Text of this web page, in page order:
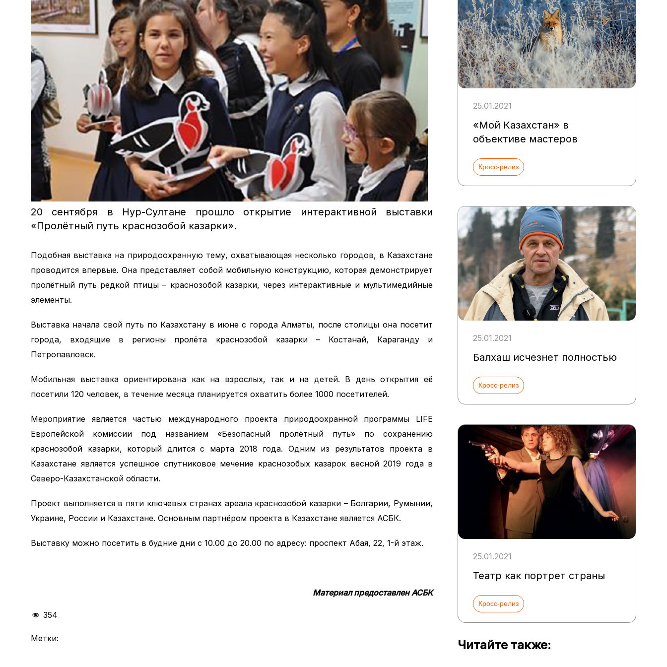
20 сентября в Нур-Султане прошло открытие интерактивной выставки
«Пролётный путь краснозобой казарки».
Подобная выставка на природоохранную тему, охватывающая несколько городов, в Казахстане
проводится впервые. Она представляет собой мобильную конструкцию, которая демонстрирует
пролётный путь редкой птицы – краснозобой казарки, через интерактивные и мультимедийные
элементы.
Выставка начала свой путь по Казахстану в июне с города Алматы, после столицы она посетит
города, входящие в регионы пролёта краснозобой казарки – Костанай, Караганду и
Петропавловск.
Мобильная выставка ориентирована как на взрослых, так и на детей. В день открытия её
посетили 120 человек, в течение месяца планируется охватить более 1000 посетителей.
Мероприятие является частью международного проекта природоохранной программы LIFE
Европейской комиссии под названием «Безопасный пролётный путь» по сохранению
краснозобой казарки, который длится с марта 2018 года. Одним из результатов проекта в
Казахстане является успешное спутниковое мечение краснозобых казарок весной 2019 года в
Северо-Казахстанской области.
Проект выполняется в пяти ключевых странах ареала краснозобой казарки – Болгарии, Румынии,
Украине, России и Казахстане. Основным партнёром проекта в Казахстане является АСБК.
Выставку можно посетить в будние дни с 10.00 до 20.00 по адресу: проспект Абая, 22, 1-й этаж.
Материал предоставлен АСБК
354
Метки:
25.01.2021
«Мой Казахстан» в
объективе мастеров
Кросс-релиз
25.01.2021
Балхаш исчезнет полностью
Кросс-релиз
25.01.2021
Театр как портрет страны
Кросс-релиз
Читайте также: